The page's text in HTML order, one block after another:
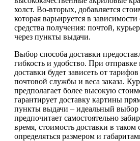
холст. Во-вторых, добавляется
которая варьируется в
средства получения: почтой,
через пункты выдачи.
Выбор способа доставки
гибкость и удобство. При отправке
доставки будет зависеть от
почтовой службы и веса заказа.
предполагает более высокую
гарантирует доставку картины
пункты выдачи – идеальный выбор
предпочитает самостоятельно
время, стоимость доставки в таком
определяться размером и